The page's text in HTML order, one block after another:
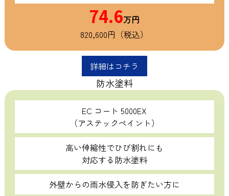
74.6万円
820,600円（税込）
詳細はコチラ
防水塗料
EC コート 5000EX
（アステックペイント）
高い伸縮性でひび割れにも
対応する防水塗料
外壁からの雨水侵入を防ぎたい方に